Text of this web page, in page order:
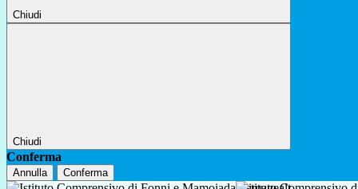
Chiudi
Chiudi
Conferma
Annulla Conferma